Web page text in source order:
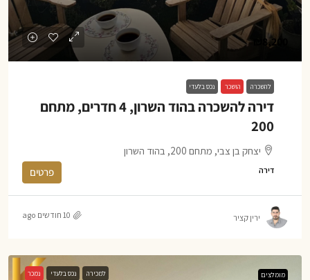
₪8,200
להשכרה הושכר נכס בלעדי
דירה להשכרה בהוד השרון, 4 חדרים, מתחם
200
יצחק בן צבי, מתחם 200, בהוד השרון
דירה פרטים
ירין קציר 10 חודשים ago
מומלצים למכירה נכס בלעדי נמכר